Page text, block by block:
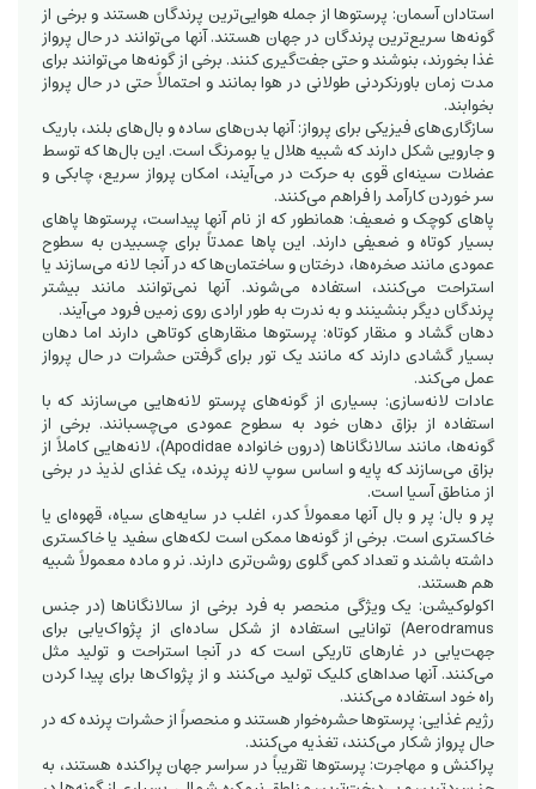
استادان آسمان: پرستوها از جمله هوایی‌ترین پرندگان هستند و برخی از
گونه‌ها سریع‌ترین پرندگان در جهان هستند. آنها می‌توانند در حال پرواز
غذا بخورند، بنوشند و حتی جفت‌گیری کنند. برخی از گونه‌ها می‌توانند برای
مدت زمان باورنکردنی طولانی در هوا بمانند و احتمالاً حتی در حال پرواز
بخوابند.
سازگاری‌های فیزیکی برای پرواز: آنها بدن‌های ساده و بال‌های بلند، باریک
و جارویی شکل دارند که شبیه هلال یا بومرنگ است. این بال‌ها که توسط
عضلات سینه‌ای قوی به حرکت در می‌آیند، امکان پرواز سریع، چابکی و
سر خوردن کارآمد را فراهم می‌کنند.
پاهای کوچک و ضعیف: همانطور که از نام آنها پیداست، پرستوها پاهای
بسیار کوتاه و ضعیفی دارند. این پاها عمدتاً برای چسبیدن به سطوح
عمودی مانند صخره‌ها، درختان و ساختمان‌ها که در آنجا لانه می‌سازند یا
استراحت می‌کنند، استفاده می‌شوند. آنها نمی‌توانند مانند بیشتر
پرندگان دیگر بنشینند و به ندرت به طور ارادی روی زمین فرود می‌آیند.
دهان گشاد و منقار کوتاه: پرستوها منقارهای کوتاهی دارند اما دهان
بسیار گشادی دارند که مانند یک تور برای گرفتن حشرات در حال پرواز
عمل می‌کند.
عادات لانه‌سازی: بسیاری از گونه‌های پرستو لانه‌هایی می‌سازند که با
استفاده از بزاق دهان خود به سطوح عمودی می‌چسبانند. برخی از
گونه‌ها، مانند سالانگاناها (درون خانواده Apodidae)، لانه‌هایی کاملاً از
بزاق می‌سازند که پایه و اساس سوپ لانه پرنده، یک غذای لذیذ در برخی
از مناطق آسیا است.
پر و بال: پر و بال آنها معمولاً کدر، اغلب در سایه‌های سیاه، قهوه‌ای یا
خاکستری است. برخی از گونه‌ها ممکن است لکه‌های سفید یا خاکستری
داشته باشند و تعداد کمی گلوی روشن‌تری دارند. نر و ماده معمولاً شبیه
هم هستند.
اکولوکیشن: یک ویژگی منحصر به فرد برخی از سالانگاناها (در جنس
Aerodramus) توانایی استفاده از شکل ساده‌ای از پژواک‌یابی برای
جهت‌یابی در غارهای تاریکی است که در آنجا استراحت و تولید مثل
می‌کنند. آنها صداهای کلیک تولید می‌کنند و از پژواک‌ها برای پیدا کردن
راه خود استفاده می‌کنند.
رژیم غذایی: پرستوها حشره‌خوار هستند و منحصراً از حشرات پرنده که در
حال پرواز شکار می‌کنند، تغذیه می‌کنند.
پراکنش و مهاجرت: پرستوها تقریباً در سراسر جهان پراکنده هستند، به